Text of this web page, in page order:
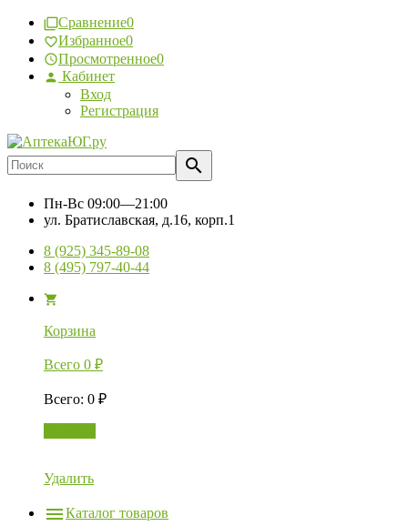
Сравнение0
Избранное0
Просмотренное0
Кабинет
Вход
Регистрация
Пн-Вс 09:00—21:00
ул. Братиславская, д.16, корп.1
8 (925) 345-89-08
8 (495) 797-40-44
Корзина
Всего 0 ₽
Всего: 0 ₽
Удалить
Каталог товаров